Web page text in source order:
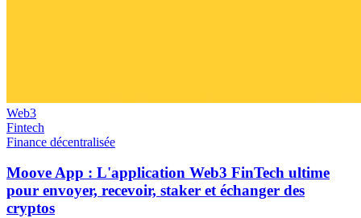
Web3
Fintech
Finance décentralisée
Moove App : L'application Web3 FinTech ultime
pour envoyer, recevoir, staker et échanger des
cryptos